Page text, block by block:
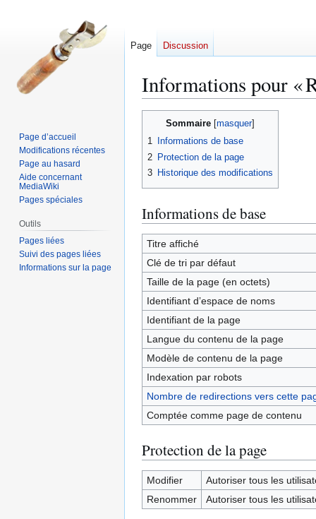
Informations pour «
navigation
recherche
Sommaire
1
Informations de base
2 Protection de la page
3 Historique des modifications
Informations de base
Titre affiché
Clé de tri par défaut
Taille de la page (en octets)
Identifiant dʼespace de noms
Identifiant de la page
Langue du contenu de la page
Modèle de contenu de la page
Indexation par robots
Nombre de redirections vers cette
Comptée comme page de contenu
Protection de la page
Modifier
Autoriser tous les
Renommer
Autoriser tous les
Page Discussion
Page d’accueil
Modifications récentes
Page au hasard
Aide concernant
MediaWiki
Pages spéciales
Outils
Pages liées
Suivi des pages liées
Informations sur la page